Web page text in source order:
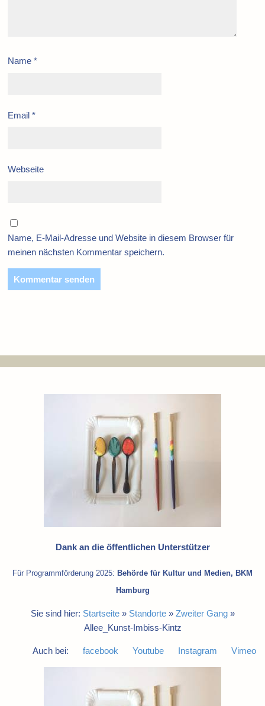
Name *
Email *
Webseite
Name, E-Mail-Adresse und Website in diesem Browser für
meinen nächsten Kommentar speichern.
Dank an die öffentlichen Unterstützer
Für Programmförderung 2025: Behörde für Kultur und Medien, BKM
Hamburg
Sie sind hier: Startseite» Standorte» Zweiter Gang»
Allee_Kunst-Imbiss-Kintz
Auch bei: facebook Youtube Instagram Vimeo